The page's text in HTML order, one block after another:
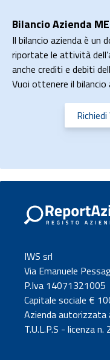
Bilancio Azienda
Il bilancio azienda è un
riportate le attività
anche crediti e debiti
Vuoi ottenere il bilancio
IWS srl
Via Emanuele
P.Iva 14071321005
Capitale sociale €
Azienda autorizzata
T.U.L.P.S - licenza n.